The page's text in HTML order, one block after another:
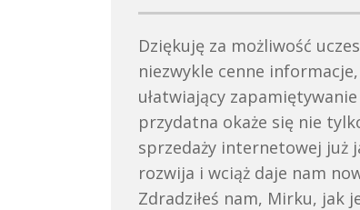
Dziękuję za możliwość
niezwykle cenne
ułatwiający
przydatna okaże się nie
sprzedaży internetowej już
rozwija i wciąż daje nam
Zdradziłeś nam, Mirku, jak